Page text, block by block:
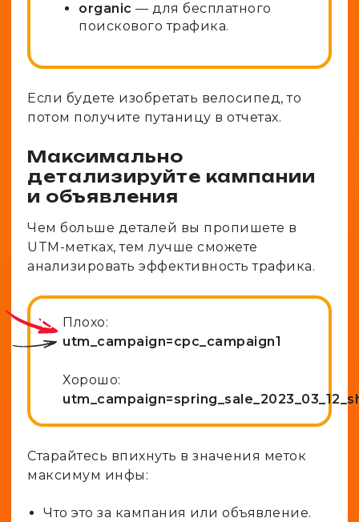
organic — для бесплатного
поискового трафика.
Если будете изобретать велосипед, то
потом получите путаницу в отчетах.
Максимально
детализируйте кампании
и объявления
Чем больше деталей вы пропишете в
UTM-метках, тем лучше сможете
анализировать эффективность трафика.
Плохо:
utm_campaign=cpc_campaign1
Хорошо:
Старайтесь впихнуть в значения меток
максимум инфы:
Что это за кампания или объявление.